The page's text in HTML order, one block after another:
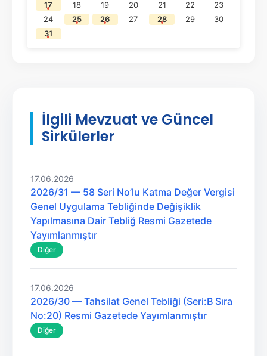
17 18 19 20 21 22
23
24
25 26 27 28 29
30
31
İlgili Mevzuat ve Güncel
Sirkülerler
17.06.2026
2026/31 — 58 Seri No’lu Katma Değer Vergisi
Genel Uygulama Tebliğinde Değişiklik
Yapılmasına Dair Tebliğ Resmi Gazetede
Yayımlanmıştır
Diğer
17.06.2026
2026/30 — Tahsilat Genel Tebliği (Seri:B Sıra
No:20) Resmi Gazetede Yayımlanmıştır
Diğer